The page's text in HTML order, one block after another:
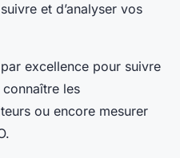
et d’analyser vos
excellence pour suivre
les
ou encore mesurer